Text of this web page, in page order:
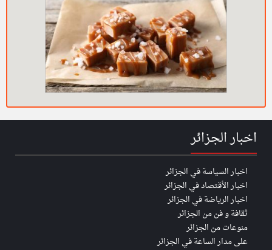
اخبار الجزائر
اخبار السياسة في الجزائر
اخبار الأقتصاد في الجزائر
اخبار الرياضة في الجزائر
ثقافة و فن من الجزائر
منوعات من الجزائر
على مدار الساعة في الجزائر